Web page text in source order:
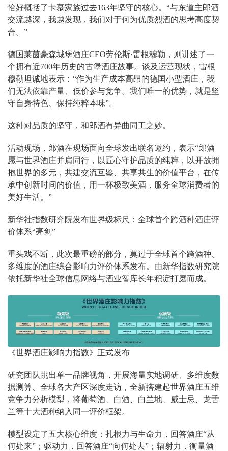
恰好概括了卡慕家族过去163年坚守的核心。“与东道主郎酒
交流越深，我越发现，我们对于何为优质烈酒的思考高度契
合。”
德国莱茵豪森城堡酒庄CEO劳伦斯·雷根穆勒，则讲述了一
个拥有近700年历史的古堡酒庄故事。谈及运营现状，雷根
穆勒坦诚地表示：“作为生产成本高昂的德国小型酒庄，我
们无法依靠产量、低价参与竞争。我们唯一的优势，就是坚
守自身特色、保持纯粹本味”。
这种对品质的坚守，和郎酒有异曲同工之妙。
活动现场，郎酒在现场面向全球发出联名邀约，表示“郎酒
愿与世界酒庄并肩同行，以匠心守护品质的纯粹，以开放拥
抱世界的多元，共建交流互鉴、共享共生的价值平台，在传
承中创新时间的价值，用一杯极致美酒，服务全球消费者的
美好生活。”
新华社指数研究院发布世界级标尺：全球首个跨酒种酒庄评
价体系“亮剑”
重头戏不断，此次最重磅的部分，莫过于全球首个跨酒种、
多维度的酒庄综合影响力评价体系发布。由新华指数研究院
依托新华社全球信息网络与酒业智库长年积淀打磨而成。
《世界酒庄影响力指数》正式发布
研究团队跳出单一品牌视角，开展海量实地调研、多维度数
据测算、全球各大产区深度走访，全新搭建起世界酒庄五维
竞争力分析模型，将葡萄酒、白酒、白兰地、威士忌、龙舌
兰等十大酒种纳入同一评价框架。
模型设定了五大核心维度：扎根力与生命力，回答酒庄“从
何处来”；驱动力，回答酒庄“向何处去”；辐射力，衡量酒